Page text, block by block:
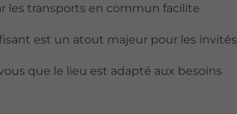
les transports en commun facilite
est un atout majeur pour les invités
que le lieu est adapté aux besoins